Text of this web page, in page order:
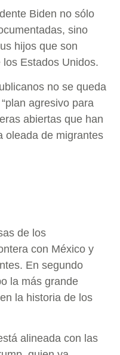
Biden no sólo
sino
hijos que son
Estados Unidos.
no se queda
agresivo para
abiertas que han
oleada de migrantes
de los
con México y
En segundo
la más grande
la historia de los
alineada con las